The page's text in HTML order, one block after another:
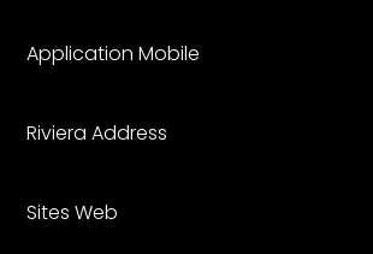
Application Mobile
Riviera Address
Sites Web